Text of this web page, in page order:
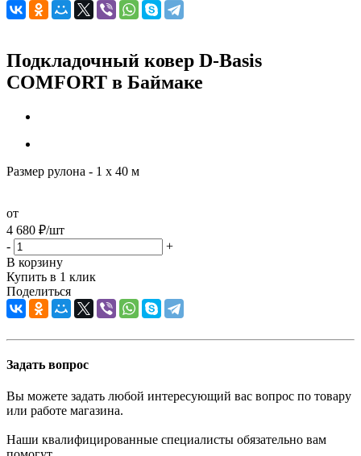
Подкладочный ковер D-Basis
COMFORT в Баймаке
Размер рулона - 1 х 40 м
от
4 680 ₽/шт
-
+
В корзину
Купить в 1 клик
Поделиться
Задать вопрос
Вы можете задать любой интересующий вас вопрос по товару
или работе магазина.
Наши квалифицированные специалисты обязательно вам